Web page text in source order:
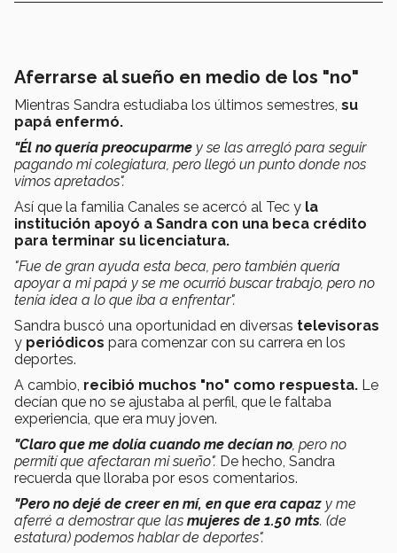
Aferrarse al sueño en medio de los "no"
Mientras Sandra estudiaba los últimos semestres, su
papá enfermó.
"Él no quería preocuparme y se las arregló para seguir
pagando mi colegiatura, pero llegó un punto donde nos
vimos apretados".
Así que la familia Canales se acercó al Tec y la
institución apoyó a Sandra con una beca crédito
para terminar su licenciatura.
"Fue de gran ayuda esta beca, pero también quería
apoyar a mi papá y se me ocurrió buscar trabajo, pero no
tenía idea a lo que iba a enfrentar".
Sandra buscó una oportunidad en diversas televisoras
y periódicos para comenzar con su carrera en los
deportes.
A cambio, recibió muchos "no" como respuesta. Le
decían que no se ajustaba al perfil, que le faltaba
experiencia, que era muy joven.
"Claro que me dolía cuando me decían no, pero no
permití que afectaran mi sueño". De hecho, Sandra
recuerda que lloraba por esos comentarios.
"Pero no dejé de creer en mí, en que era capaz y me
aferré a demostrar que las mujeres de 1.50 mts. (de
estatura) podemos hablar de deportes".